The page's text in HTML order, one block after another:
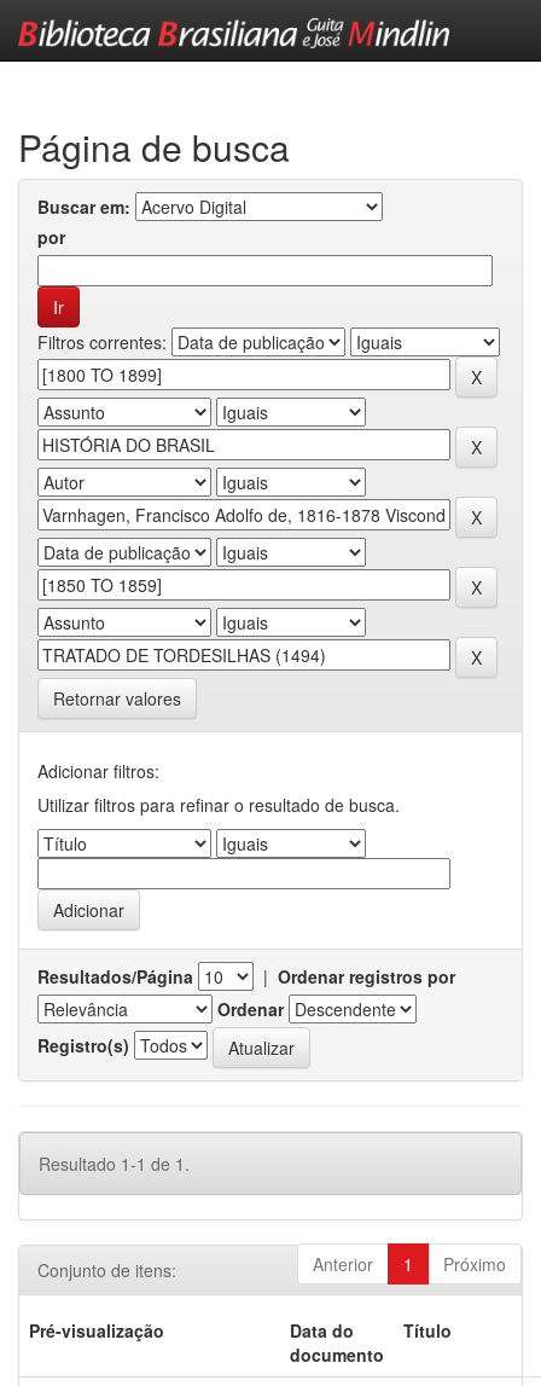
Página de busca
Buscar em:
por
Filtros correntes:
Retornar valores
Adicionar filtros:
Utilizar filtros para refinar o resultado de busca.
Resultados/Página | Ordenar registros por
Ordenar
Registro(s)
Resultado 1-1 de 1.
Anterior 1 Próximo
Conjunto de itens:
Pré-visualização
Data do
documento
Título